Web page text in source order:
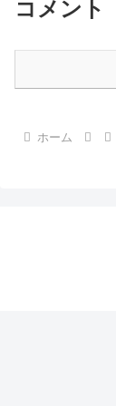
コメント
ホーム